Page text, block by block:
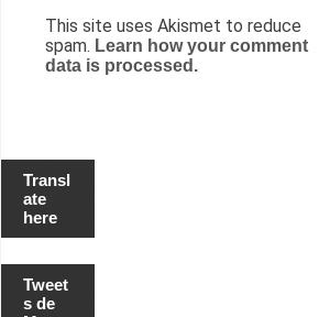
This site uses Akismet to reduce
spam. Learn how your comment
data is processed.
Transl
ate
here
Tweet
s de